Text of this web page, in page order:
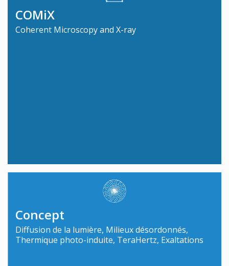
COMiX
Coherent Microscopy and X-ray
Concept
Diffusion de la lumière, Milieux désordonnés,
Thermique photo-induite, TeraHertz, Exaltations